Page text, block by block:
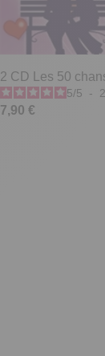
2 CD Les 50
5/5 - 2
7,90 €